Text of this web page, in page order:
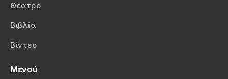
Θέατρο
Βιβλία
Βίντεο
Μενού